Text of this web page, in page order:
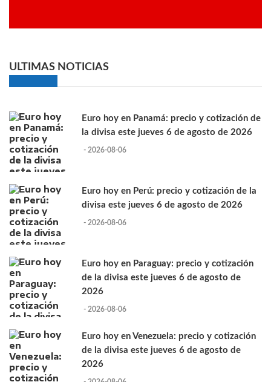
ULTIMAS NOTICIAS
Euro hoy en Panamá: precio y cotización de
la divisa este jueves 6 de agosto de 2026
- 2026-08-06
Euro hoy en Perú: precio y cotización de la
divisa este jueves 6 de agosto de 2026
- 2026-08-06
Euro hoy en Paraguay: precio y cotización
de la divisa este jueves 6 de agosto de
2026
- 2026-08-06
Euro hoy en Venezuela: precio y cotización
de la divisa este jueves 6 de agosto de
2026